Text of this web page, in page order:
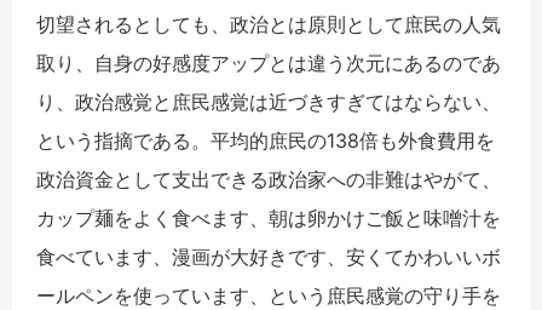
切望されるとしても、政治とは原則として庶民の人気
取り、自身の好感度アップとは違う次元にあるのであ
り、政治感覚と庶民感覚は近づきすぎてはならない、
という指摘である。平均的庶民の138倍も外食費用を
政治資金として支出できる政治家への非難はやがて、
カップ麺をよく食べます、朝は卵かけご飯と味噌汁を
食べています、漫画が大好きです、安くてかわいいボ
ールペンを使っています、という庶民感覚の守り手を